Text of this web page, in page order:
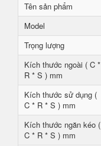
Tên sản phẩm
Model
Trọng lượng
Kích thước ngoài ( C *
R * S ) mm
Kích thước sử dụng (
C * R * S ) mm
Kích thước ngăn kéo (
C * R * S ) mm